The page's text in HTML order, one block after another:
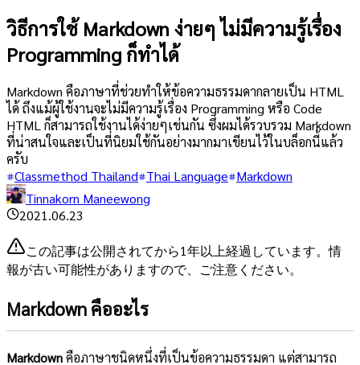
วิธีการใช้ Markdown ง่ายๆ ไม่มีความรู้เรื่อง
Programming ก็ทำได้
Markdown คือภาษาที่ช่วยทำให้ข้อความธรรมดากลายเป็น HTML
ได้ ถึงแม้ผู้ใช้งานจะไม่มีความรู้เรื่อง Programming หรือ Code
HTML ก็สามารถใช้งานได้ง่ายๆเช่นกัน ซึ่งผมได้รวบรวม Markdown
ที่น่าสนใจและเป็นที่นิยมใช้กันอย่างมากมาเขียนไว้ในบล็อกนี้แล้ว
ครับ
Classmethod Thailand Thai Language Markdown
Tinnakorn Maneewong
2021.06.23
この記事は公開されてから1年以上経過しています。情
報が古い可能性がありますので、ご注意ください。
Markdown คืออะไร
Markdownคือภาษาชนิดหนึ่งที่เป็นข้อความธรรมดา แต่สามารถ